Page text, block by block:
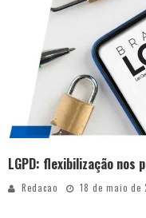
LGPD: flexibilização nos
Redacao 18 de maio de